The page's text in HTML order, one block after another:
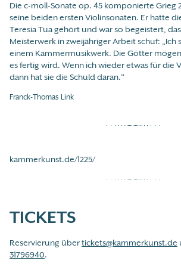
Die c-moll-Sonate op. 45 komponierte Grieg
seine beiden ersten Violinsonaten. Er hatte
Teresia Tua gehört und war so begeistert,
Meisterwerk in zweijähriger Arbeit schuf: „Ich
einem Kammermusikwerk. Die Götter
es fertig wird. Wenn ich wieder etwas für die
dann hat sie die Schuld daran.“
Franck-Thomas Link
kammerkunst.de/1225/
TICKETS
Reservierung übertickets@kammerkunst.de
31796940.